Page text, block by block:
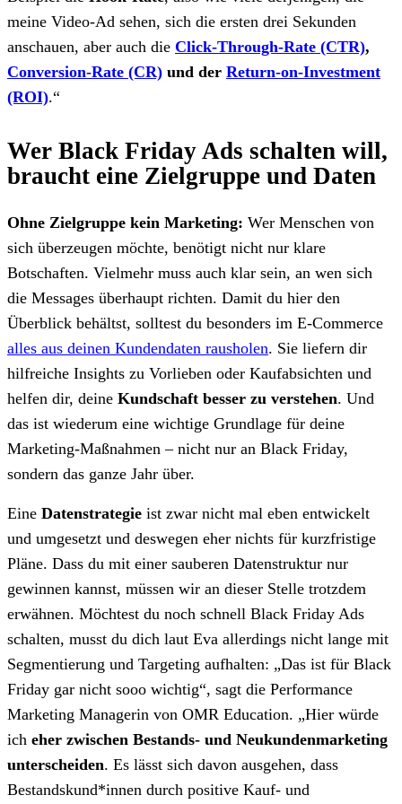
meine Video-Ad sehen, sich die ersten drei Sekunden
anschauen, aber auch die Click-Through-Rate (CTR),
Conversion-Rate (CR) und der Return-on-Investment
(ROI).“
Wer Black Friday Ads schalten will,
braucht eine Zielgruppe und Daten
Ohne Zielgruppe kein Marketing: Wer Menschen von
sich überzeugen möchte, benötigt nicht nur klare
Botschaften. Vielmehr muss auch klar sein, an wen sich
die Messages überhaupt richten. Damit du hier den
Überblick behältst, solltest du besonders im E-Commerce
alles aus deinen Kundendaten rausholen. Sie liefern dir
hilfreiche Insights zu Vorlieben oder Kaufabsichten und
helfen dir, deine Kundschaft besser zu verstehen. Und
das ist wiederum eine wichtige Grundlage für deine
Marketing-Maßnahmen – nicht nur an Black Friday,
sondern das ganze Jahr über.
Eine Datenstrategie ist zwar nicht mal eben entwickelt
und umgesetzt und deswegen eher nichts für kurzfristige
Pläne. Dass du mit einer sauberen Datenstruktur nur
gewinnen kannst, müssen wir an dieser Stelle trotzdem
erwähnen. Möchtest du noch schnell Black Friday Ads
schalten, musst du dich laut Eva allerdings nicht lange mit
Segmentierung und Targeting aufhalten: „Das ist für Black
Friday gar nicht sooo wichtig“, sagt die Performance
Marketing Managerin von OMR Education. „Hier würde
ich eher zwischen Bestands- und Neukundenmarketing
unterscheiden. Es lässt sich davon ausgehen, dass
Bestandskund*innen durch positive Kauf- und